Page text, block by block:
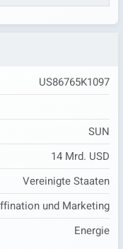
US86765K1097
SUN
14 Mrd. USD
Vereinigte Staaten
und Marketing
Energie